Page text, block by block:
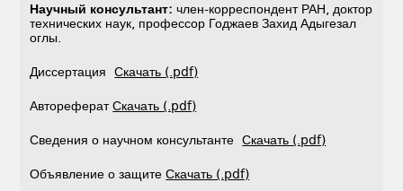
Научный консультант: член-корреспондент РАН, доктор
технических наук, профессор Годжаев Захид Адыгезал
оглы.
ДиссертацияСкачать (.pdf)
АвторефератСкачать (.pdf)
Сведения о научном консультантеСкачать (.pdf)
Объявление о защитеСкачать (.pdf)